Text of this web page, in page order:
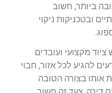
ביותר, חשוב
ובטכניקות ניקוי
ציוד מקצועי ועובדים
להגיע לכל אזור, חבוי
אותו בצורה הטובה